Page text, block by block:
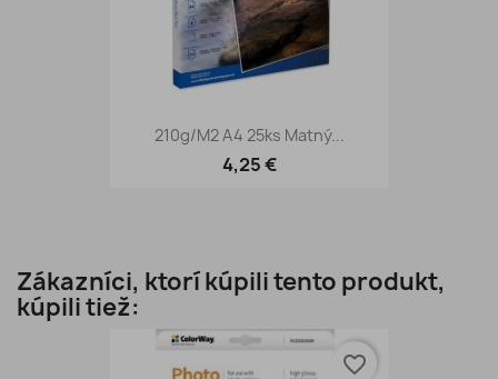
210g/m2 A4 25ks Matný...
4,25 €
Zákazníci, ktorí kúpili tento produkt,
kúpili tiež:
favorite_border